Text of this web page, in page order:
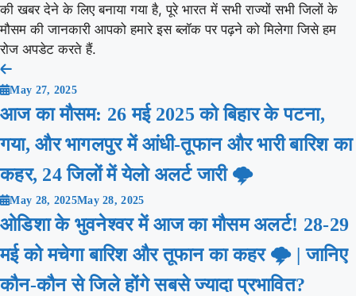
की खबर देने के लिए बनाया गया है, पूरे भारत में सभी राज्यों सभी जिलों के
मौसम की जानकारी आपको हमारे इस ब्लॉक पर पढ़ने को मिलेगा जिसे हम
रोज अपडेट करते हैं.
Post
navigation
May 27, 2025
आज का मौसम: 26 मई 2025 को बिहार के पटना,
गया, और भागलपुर में आंधी-तूफान और भारी बारिश का
कहर, 24 जिलों में येलो अलर्ट जारी 🌩️
May 28, 2025May 28, 2025
ओडिशा के भुवनेश्वर में आज का मौसम अलर्ट! 28-29
मई को मचेगा बारिश और तूफान का कहर 🌩️ | जानिए
कौन-कौन से जिले होंगे सबसे ज्यादा प्रभावित?